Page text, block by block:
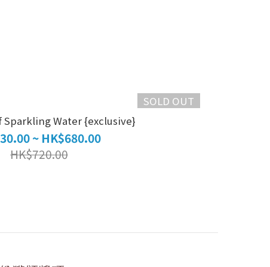
SOLD OUT
Sparkling Water {exclusive}
~ HK$680.00
HK$720.00